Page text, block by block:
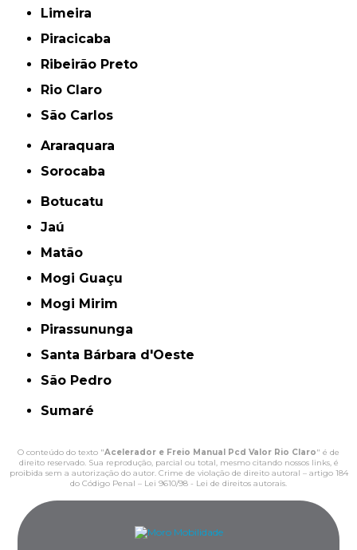
Limeira
Piracicaba
Ribeirão Preto
Rio Claro
São Carlos
Araraquara
Sorocaba
Botucatu
Jaú
Matão
Mogi Guaçu
Mogi Mirim
Pirassununga
Santa Bárbara d'Oeste
São Pedro
Sumaré
O conteúdo do texto "Acelerador e Freio Manual Pcd Valor Rio Claro" é de
direito reservado. Sua reprodução, parcial ou total, mesmo citando nossos links, é
proibida sem a autorização do autor. Crime de violação de direito autoral – artigo 184
do Código Penal – Lei 9610/98 - Lei de direitos autorais